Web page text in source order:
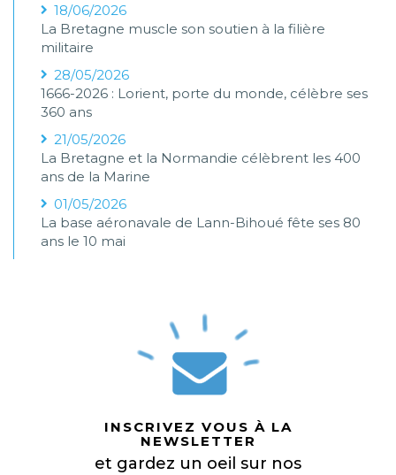
18/06/2026
La Bretagne muscle son soutien à la filière
militaire
28/05/2026
1666-2026 : Lorient, porte du monde, célèbre ses
360 ans
21/05/2026
La Bretagne et la Normandie célèbrent les 400
ans de la Marine
01/05/2026
La base aéronavale de Lann-Bihoué fête ses 80
ans le 10 mai
INSCRIVEZ VOUS À LA
NEWSLETTER
et gardez un oeil sur nos